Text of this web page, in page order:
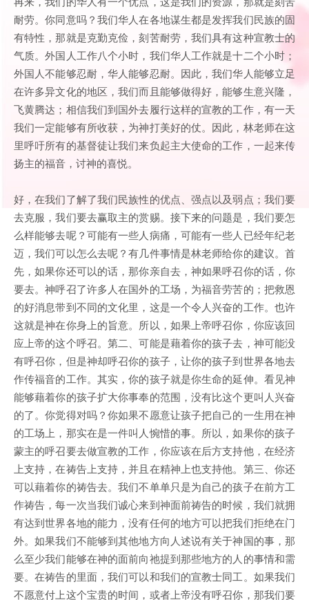
耐劳。你同意吗？我们华人在各地谋生都是发挥我们民族的固
有特性，那就是克勤克俭，刻苦耐劳，我们具有这种宣教士的
气质。外国人工作八个小时，我们华人工作就是十二个小时；
外国人不能够忍耐，华人能够忍耐。因此，我们华人能够立足
在许多异文化的地区，我们而且能够做得好，能够生意兴隆，
飞黄腾达；相信我们到国外去履行这样的宣教的工作，有一天
我们一定能够有所收获，为神打美好的仗。因此，林老师在这
里呼吁所有的基督徒让我们来负起主大使命的工作，一起来传
扬主的福音，讨神的喜悦。
好，在我们了解了我们民族性的优点、强点以及弱点；我们要
去克服，我们要去赢取主的赏赐。接下来的问题是，我们要怎
么样能够去呢？可能有一些人病痛，可能有一些人已经年纪老
迈，我们可以怎么去呢？有几件事情是林老师给你的建议。首
先，如果你还可以的话，那你亲自去，神如果呼召你的话，你
要去。神呼召了许多人在国外的工场，为福音劳苦的；把救恩
的好消息带到不同的文化里，这是一个令人兴奋的工作。也许
这就是神在你身上的旨意。所以，如果上帝呼召你，你应该回
应上帝的这个呼召。第二、可能是藉着你的孩子去，神可能没
有呼召你，但是神却呼召你的孩子，让你的孩子到世界各地去
作传福音的工作。其实，你的孩子就是你生命的延伸。看见神
能够藉着你的孩子扩大你事奉的范围，没有比这个更叫人兴奋
的了。你觉得对吗？你如果不愿意让孩子把自己的一生用在神
的工场上，那实在是一件叫人惋惜的事。所以，如果你的孩子
蒙主的呼召要去做宣教的工作，你应该在后方支持他，在经济
上支持，在祷告上支持，并且在精神上也支持他。第三、你还
可以藉着你的祷告去。我们不单单只是为自己的孩子在前方工
作祷告，每一次当我们诚心来到神面前祷告的时候，我们就拥
有达到世界各地的能力，没有任何的地方可以把我们拒绝在门
外。如果我们不能够到其他地方向人述说有关于神国的事，那
么至少我们能够在神的面前向祂提到那些地方的人的事情和需
要。在祷告的里面，我们可以和我们的宣教士同工。如果我们
不愿意付上这个宝贵的时间，或者上帝没有呼召你，那我们要